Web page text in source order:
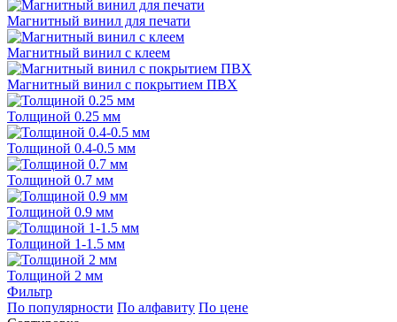
Магнитный винил для печати
Магнитный винил с клеем
Магнитный винил с покрытием ПВХ
Толщиной 0.25 мм
Толщиной 0.4-0.5 мм
Толщиной 0.7 мм
Толщиной 0.9 мм
Толщиной 1-1.5 мм
Толщиной 2 мм
Фильтр
По популярности По алфавиту По цене